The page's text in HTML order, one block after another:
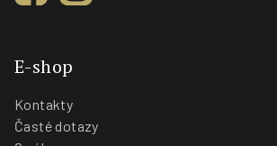
E-shop
Kontakty
Časté dotazy